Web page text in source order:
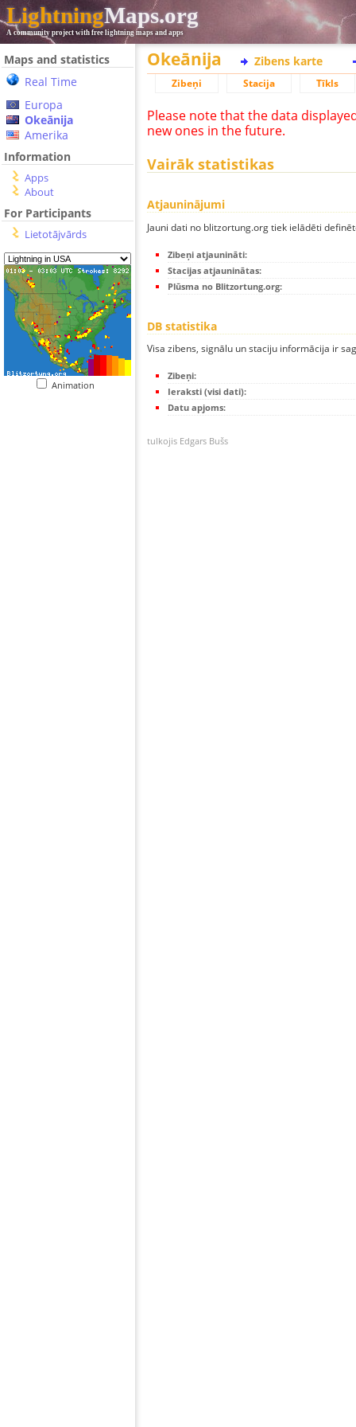
LightningMaps.org
A community project with free lightning maps and apps
Maps and statistics
Real Time
Europa
Okeānija
Amerika
Information
Apps
About
For Participants
Lietotājvārds
Animation
Okeānija Zibens karte
Zibeņi Stacija Tīkls
Please note that the data
new ones in the future.
Vairāk statistikas
Atjauninājumi
Jauni dati no blitzortung.org tiek ielādēti
Zibeņi atjaunināti:
Stacijas atjauninātas:
Plūsma no Blitzortung.org:
DB statistika
Visa zibens, signālu un staciju informācija ir
Zibeņi:
Ieraksti (visi dati):
Datu apjoms:
tulkojis Edgars Bušs